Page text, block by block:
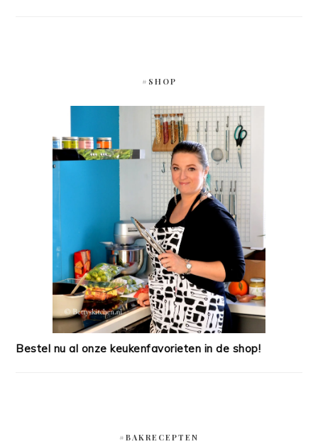
#SHOP
Bestel nu al onze keukenfavorieten in de shop!
#BAKRECEPTEN